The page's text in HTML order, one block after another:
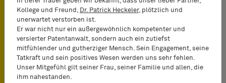
Kanzlei News vom 10.06.2025
AYLO and BARDEHLE
Kollege und Freund, Dr. Patrick Heckeler, plötzlich und
unerwartet verstorben ist.
Er war nicht nur ein außergewöhnlich kompetenter und
versierter Patentanwalt, sondern auch ein zutiefst
mitfühlender und gutherziger Mensch. Sein Engagement, seine
Tatkraft und sein positives Wesen werden uns sehr fehlen.
Unser Mitgefühl gilt seiner Frau, seiner Familie und allen, die
ihm nahestanden.